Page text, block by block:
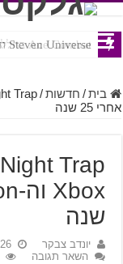
Ace Combat בחלל? לא, יותר מזה. ביקורת המשחק Chorus
Steven Universe והשירים שתורגמו בצורה נוראית לעברית
בית / חדשות /
אחרי 25 שנה
שנה
יונדב צבקר 26 באפריל 2017
השאר תגובה